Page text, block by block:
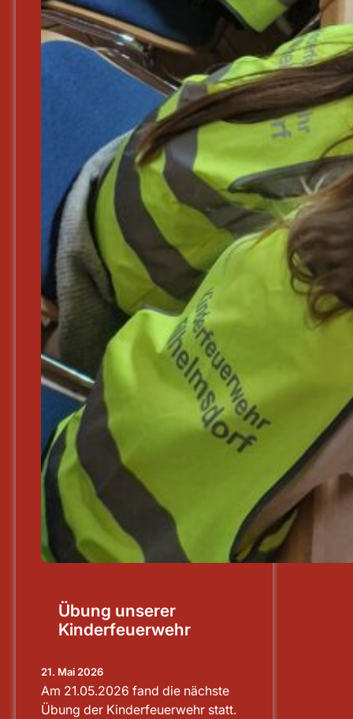
Übung unserer
Kinderfeuerwehr
21. Mai 2026
Am 21.05.2026 fand die nächste
Übung der Kinderfeuerwehr statt.